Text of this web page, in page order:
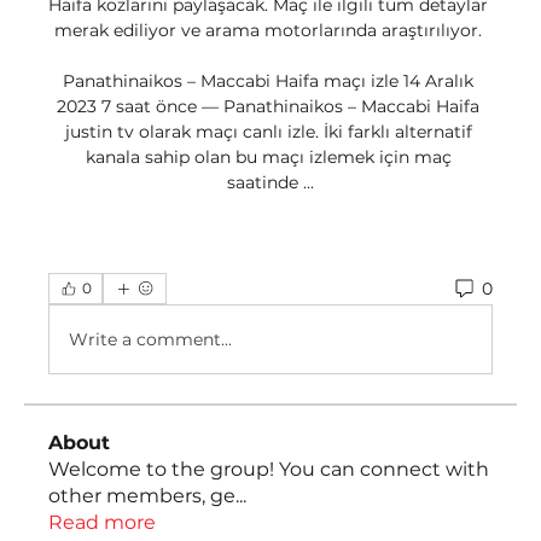
Haifa kozlarını paylaşacak. Maç ile ilgili tüm detaylar
merak ediliyor ve arama motorlarında araştırılıyor.
Panathinaikos – Maccabi Haifa maçı izle 14 Aralık
2023 7 saat önce — Panathinaikos – Maccabi Haifa
justin tv olarak maçı canlı izle. İki farklı alternatif
kanala sahip olan bu maçı izlemek için maç
saatinde ...
0 0
Write a comment...
About
Welcome to the group! You can connect with
other members, ge...
Read more